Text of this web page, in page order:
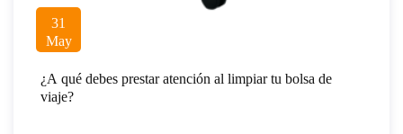
31
May
¿A qué debes prestar atención al limpiar tu bolsa de
viaje?